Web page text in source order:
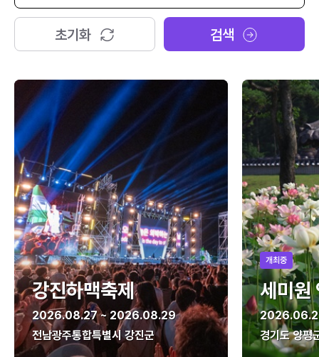
고
리
택
초기화 검색
강진하맥축제
2026.08.27 ~ 2026.08.29
전남광주통합특별시 강진군
개최중
세미원
경기도 양평